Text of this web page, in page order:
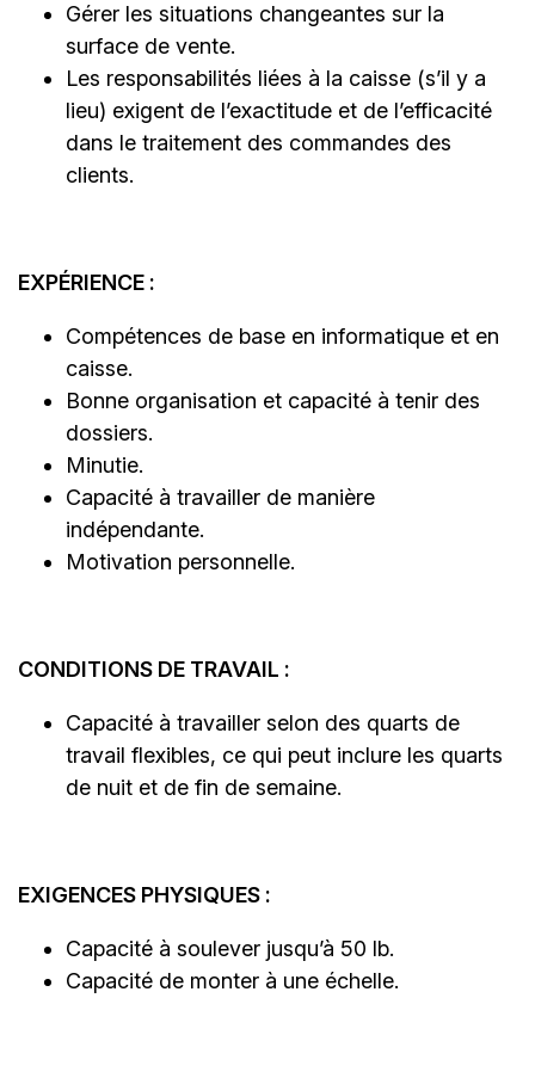
Gérer les situations changeantes sur la
surface de vente.
Les responsabilités liées à la caisse (s’il y a
lieu) exigent de l’exactitude et de l’efficacité
dans le traitement des commandes des
clients.
EXPÉRIENCE :
Compétences de base en informatique et en
caisse.
Bonne organisation et capacité à tenir des
dossiers.
Minutie.
Capacité à travailler de manière
indépendante.
Motivation personnelle.
CONDITIONS DE TRAVAIL :
Capacité à travailler selon des quarts de
travail flexibles, ce qui peut inclure les quarts
de nuit et de fin de semaine.
EXIGENCES PHYSIQUES :
Capacité à soulever jusqu’à 50 lb.
Capacité de monter à une échelle.